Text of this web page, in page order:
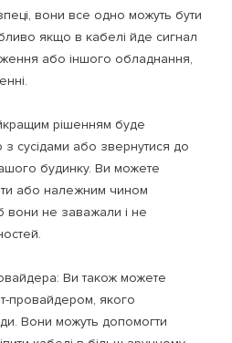
вони все одно можуть бути
якщо в кабелі йде сигнал
або іншого обладнання,
рішенням буде
з сусідами або звернутися до
будинку. Ви можете
або належним чином
вони не заважали і не
Ви також можете
провайдером, якого
Вони можуть допомогти